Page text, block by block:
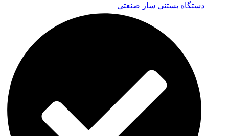
دستگاه بستنی ساز صنعتی